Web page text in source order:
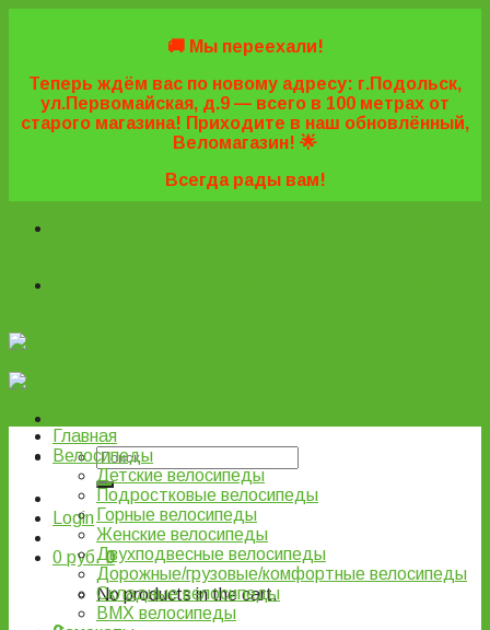
🚚 Мы переехали!
Теперь ждём вас по новому адресу: г.Подольск,
ул.Первомайская, д.9 — всего в 100 метрах от
старого магазина! Приходите в наш обновлённый,
Веломагазин! 🌟
Всегда рады вам!
Login
0 руб. 0
No products in the cart.
Главная
Велосипеды
Детские велосипеды
Подростковые велосипеды
Горные велосипеды
Женские велосипеды
Двухподвесные велосипеды
Дорожные/грузовые/комфортные велосипеды
Складные велосипеды
BMX велосипеды